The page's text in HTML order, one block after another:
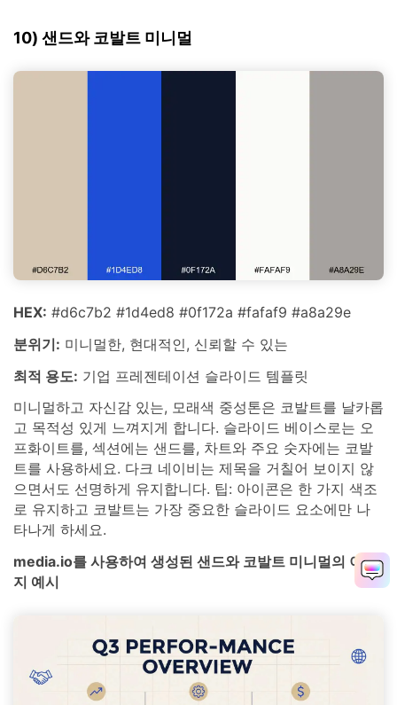
10) 샌드와 코발트 미니멀
HEX: #d6c7b2 #1d4ed8 #0f172a #fafaf9 #a8a29e
분위기: 미니멀한, 현대적인, 신뢰할 수 있는
최적 용도: 기업 프레젠테이션 슬라이드 템플릿
미니멀하고 자신감 있는, 모래색 중성톤은 코발트를 날카롭
고 목적성 있게 느껴지게 합니다. 슬라이드 베이스로는 오
프화이트를, 섹션에는 샌드를, 차트와 주요 숫자에는 코발
트를 사용하세요. 다크 네이비는 제목을 거칠어 보이지 않
으면서도 선명하게 유지합니다. 팁: 아이콘은 한 가지 색조
로 유지하고 코발트는 가장 중요한 슬라이드 요소에만 나
타나게 하세요.
media.io를 사용하여 생성된 샌드와 코발트 미니멀의 이미
지 예시